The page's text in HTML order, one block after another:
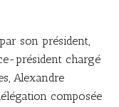
son président,
président chargé
Alexandre
composée